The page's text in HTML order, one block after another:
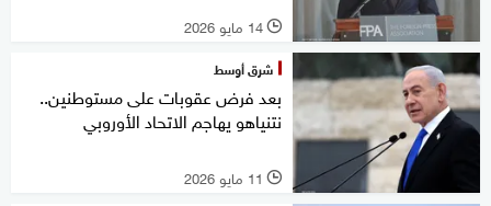
l 14 مايو 2026
شرق أوسط
بعد فرض عقوبات على مستوطنين..
نتنياهو يهاجم الاتحاد الأوروبي
l 11 مايو 2026